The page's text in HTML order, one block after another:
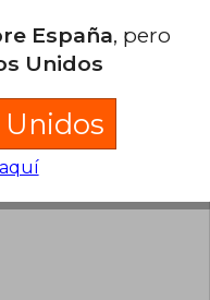
sobre el libro
España, pero
Unidos
Unidos